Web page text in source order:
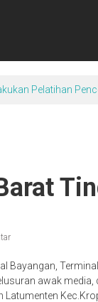
Pelatihan
Bayangan,
awak